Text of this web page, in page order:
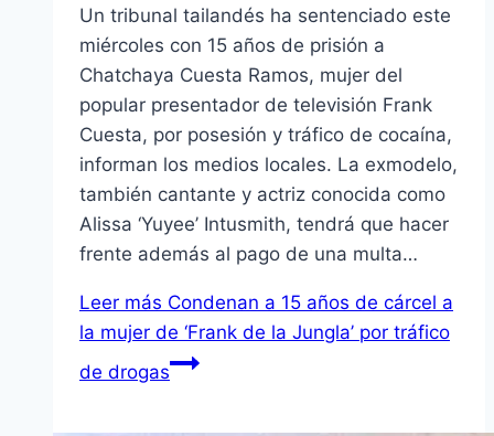
Un tribunal tailandés ha sentenciado este
miércoles con 15 años de prisión a
Chatchaya Cuesta Ramos, mujer del
popular presentador de televisión Frank
Cuesta, por posesión y tráfico de cocaína,
informan los medios locales. La exmodelo,
también cantante y actriz conocida como
Alissa ‘Yuyee’ Intusmith, tendrá que hacer
frente además al pago de una multa…
Leer más Condenan a 15 años de cárcel a
la mujer de ‘Frank de la Jungla’ por tráfico
de drogas